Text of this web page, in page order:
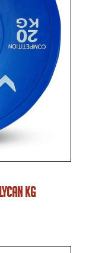
KG